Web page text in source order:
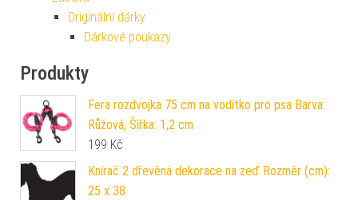
Originální dárky
Dárkové poukazy
Produkty
Fera rozdvojka 75 cm na vodítko pro psa Barva:
Růžová, Šířka: 1,2 cm
199 Kč
Knírač 2 dřevěná dekorace na zeď Rozměr (cm):
25 x 38